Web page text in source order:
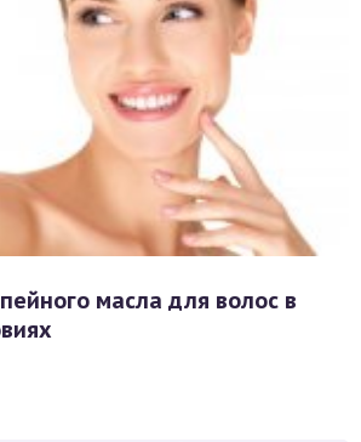
масла для волос в